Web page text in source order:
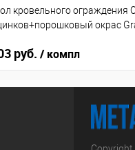
кровельного ограждения
окрас
руб. / компл